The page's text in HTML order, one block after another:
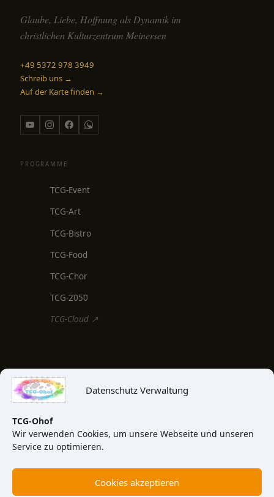
Datenschutz Verwaltung
TCG-Ohof
Wir verwenden Cookies, um unsere Webseite und unseren
Service zu optimieren.
Cookies akzeptieren
Glaube, Liebe, Hoffnung als Dynamik im
christlichen Kulturzentrum Meinersen
+49 5372 978 3949
Schreib uns →
Auf der Karte finden →
PROGRAMME
TCG-Event
TCG-Art
TCG-Bistro
TCG-Food
TCG-Chor
TCG-2050
TCG-Cloud ↗
TCG-Blog
TCG-News
TCG-Video